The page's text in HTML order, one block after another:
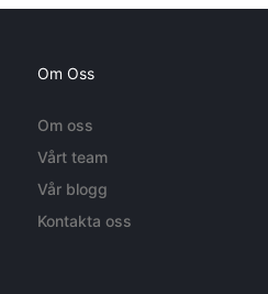
Om Oss
Om oss
Vårt team
Vår blogg
Kontakta oss